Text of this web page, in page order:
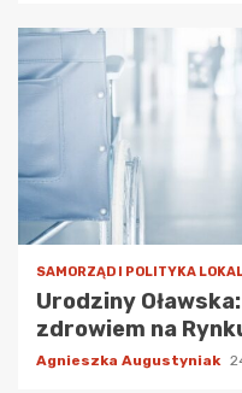
SAMORZĄD I POLITYKA
Urodziny
zdrowiem na
Agnieszka Augustyniak